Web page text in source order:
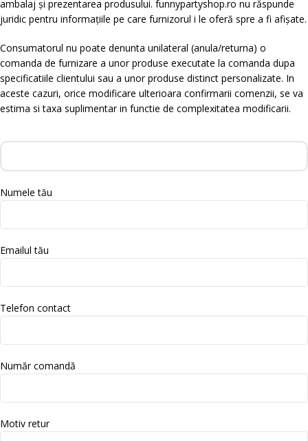
ambalaj și prezentarea produsului. funnypartyshop.ro nu răspunde
juridic pentru informațiile pe care furnizorul i le oferă spre a fi afișate.
Consumatorul nu poate denunta unilateral (anula/returna) o
comanda de furnizare a unor produse executate la comanda dupa
specificatiile clientului sau a unor produse distinct personalizate. In
aceste cazuri, orice modificare ulterioara confirmarii comenzii, se va
estima si taxa suplimentar in functie de complexitatea modificarii.
Numele tău
Emailul tău
Telefon contact
Număr comandă
Motiv retur